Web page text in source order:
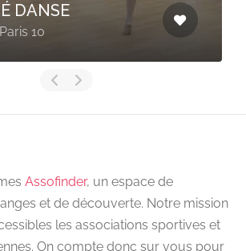
DANSE
10
Assofinder, un espace de
et de découverte. Notre mission
les associations sportives et
On compte donc sur vous pour